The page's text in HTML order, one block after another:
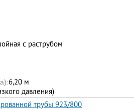
с раструбом
6,20 м
давления)
трубы 923/800